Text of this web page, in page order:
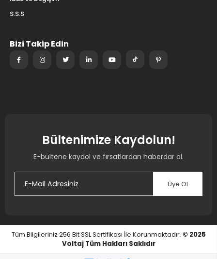
S.S.S
Bizi Takip Edin
Bültenimize Kaydolun!
E-bültene kaydol ve fırsatlardan haberdar ol.
Üye Ol
Tüm Bilgileriniz 256 Bit SSL Sertifikası İle Korunmaktadır. © 2025
Voltaj Tüm Hakları Saklıdır